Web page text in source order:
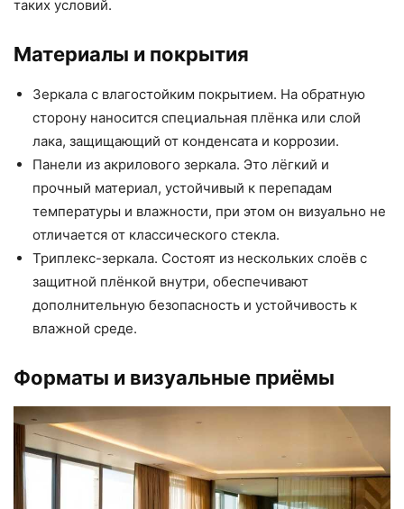
таких условий.
Материалы и покрытия
Зеркала с влагостойким покрытием. На обратную
сторону наносится специальная плёнка или слой
лака, защищающий от конденсата и коррозии.
Панели из акрилового зеркала. Это лёгкий и
прочный материал, устойчивый к перепадам
температуры и влажности, при этом он визуально не
отличается от классического стекла.
Триплекс-зеркала. Состоят из нескольких слоёв с
защитной плёнкой внутри, обеспечивают
дополнительную безопасность и устойчивость к
влажной среде.
Форматы и визуальные приёмы